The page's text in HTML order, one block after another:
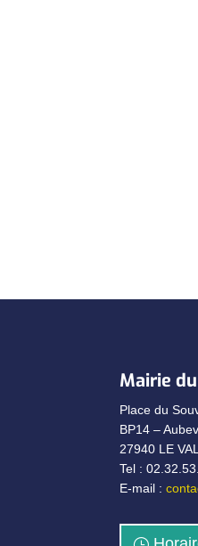
Mairie
Place du
BP14 –
27940 LE
Tel :
E-mail :